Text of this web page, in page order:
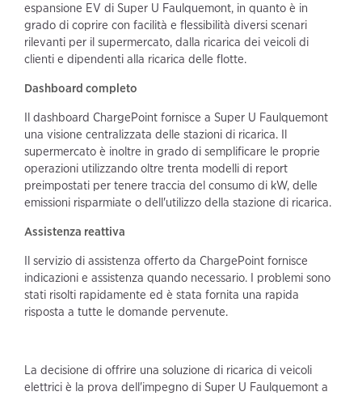
espansione EV di Super U Faulquemont, in quanto è in
grado di coprire con facilità e flessibilità diversi scenari
rilevanti per il supermercato, dalla ricarica dei veicoli di
clienti e dipendenti alla ricarica delle flotte.
Dashboard completo
Il dashboard ChargePoint fornisce a Super U Faulquemont
una visione centralizzata delle stazioni di ricarica. Il
supermercato è inoltre in grado di semplificare le proprie
operazioni utilizzando oltre trenta modelli di report
preimpostati per tenere traccia del consumo di kW, delle
emissioni risparmiate o dell'utilizzo della stazione di ricarica.
Assistenza reattiva
Il servizio di assistenza offerto da ChargePoint fornisce
indicazioni e assistenza quando necessario. I problemi sono
stati risolti rapidamente ed è stata fornita una rapida
risposta a tutte le domande pervenute.
La decisione di offrire una soluzione di ricarica di veicoli
elettrici è la prova dell'impegno di Super U Faulquemont a